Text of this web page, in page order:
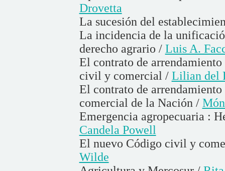
Drovetta
La sucesión del
La incidencia de la
derecho agrario / Luis A.
El contrato de
civil y comercial / Lilian del
El contrato de
comercial de la Nación /
Emergencia agropecuaria :
Candela Powell
El nuevo Código civil y
Wilde